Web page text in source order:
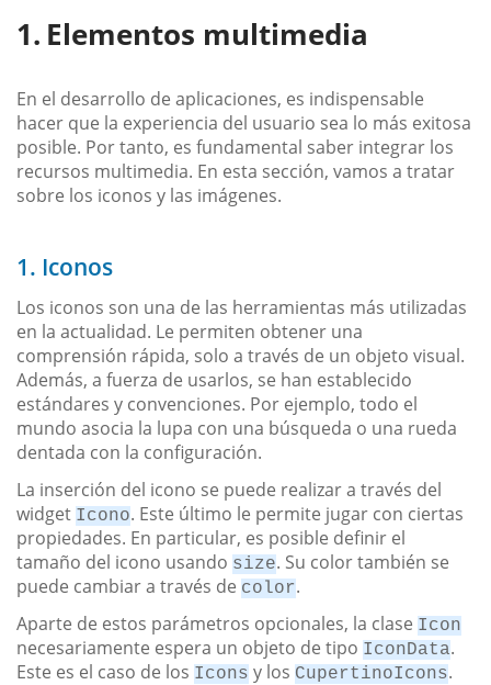
Elementos multimedia
En el desarrollo de aplicaciones, es indispensable
hacer que la experiencia del usuario sea lo más exitosa
posible. Por tanto, es fundamental saber integrar los
recursos multimedia. En esta sección, vamos a tratar
sobre los iconos y las imágenes.
1. Iconos
Los iconos son una de las herramientas más utilizadas
en la actualidad. Le permiten obtener una
comprensión rápida, solo a través de un objeto visual.
Además, a fuerza de usarlos, se han establecido
estándares y convenciones. Por ejemplo, todo el
mundo asocia la lupa con una búsqueda o una rueda
dentada con la configuración.
La inserción del icono se puede realizar a través del
widget Icono. Este último le permite jugar con ciertas
propiedades. En particular, es posible definir el
tamaño del icono usando size. Su color también se
puede cambiar a través de color.
Aparte de estos parámetros opcionales, la clase Icon
necesariamente espera un objeto de tipo IconData.
Este es el caso de los Icons y los CupertinoIcons.